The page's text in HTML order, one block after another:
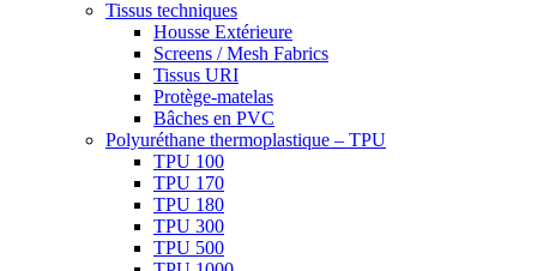
Tissus techniques
Housse Extérieure
Screens / Mesh Fabrics
Tissus URI
Protège-matelas
Bâches en PVC
Polyuréthane thermoplastique – TPU
TPU 100
TPU 170
TPU 180
TPU 300
TPU 500